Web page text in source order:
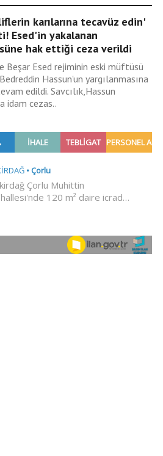
karılarına tecavüz edin'
Esed'in yakalanan
hak ettiği ceza verildi
Beşar Esed rejiminin eski müftüsü
Hassun'un yargılanmasına
edildi. Savcılık,Hassun
idam cezas..